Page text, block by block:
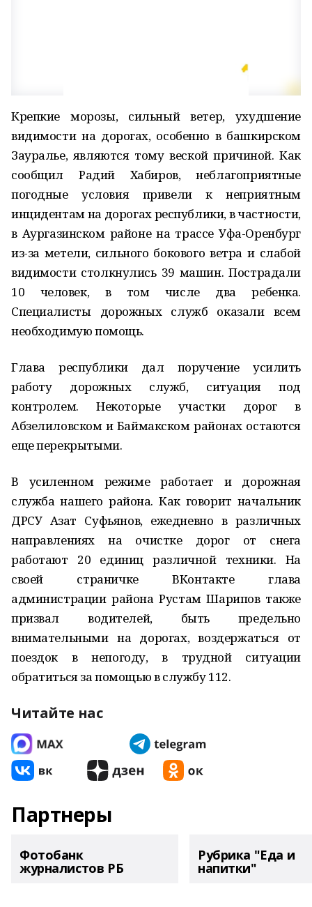
Крепкие морозы, сильный ветер, ухудшение
видимости на дорогах, особенно в башкирском
Зауралье, являются тому веской причиной. Как
сообщил Радий Хабиров, неблагоприятные
погодные условия привели к неприятным
инцидентам на дорогах республики, в частности,
в Аургазинском районе на трассе Уфа-Оренбург
из-за метели, сильного бокового ветра и слабой
видимости столкнулись 39 машин. Пострадали
10 человек, в том числе два ребенка.
Специалисты дорожных служб оказали всем
необходимую помощь.
Глава республики дал поручение усилить
работу дорожных служб, ситуация под
контролем. Некоторые участки дорог в
Абзелиловском и Баймакском районах остаются
еще перекрытыми.
В усиленном режиме работает и дорожная
служба нашего района. Как говорит начальник
ДРСУ Азат Суфьянов, ежедневно в различных
направлениях на очистке дорог от снега
работают 20 единиц различной техники. На
своей страничке ВКонтакте глава
администрации района Рустам Шарипов также
призвал водителей, быть предельно
внимательными на дорогах, воздержаться от
поездок в непогоду, в трудной ситуации
обратиться за помощью в службу 112.
Читайте нас
Партнеры
Фотобанк
журналистов РБ
Рубрика "Еда и
напитки"